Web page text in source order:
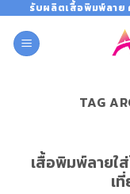
content
รับผลิตเสื้อพิมพ์ลาย
TAG
เสื้อพิมพ์ลายใ
เ